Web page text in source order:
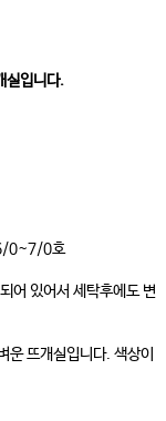
실입니다.
0~7/0호
어 있어서 세탁후에도 변
운 뜨개실입니다. 색상이